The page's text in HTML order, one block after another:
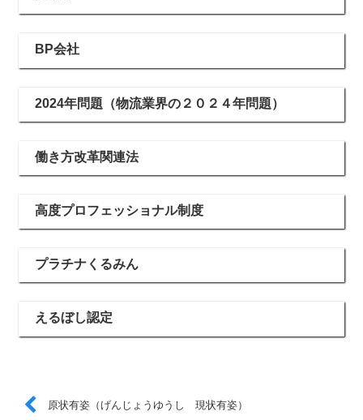
BP会社
2024年問題（物流業界の２０２４年問題）
働き方改革関連法
高度プロフェッショナル制度
プラチナくるみん
えるぼし認定
原状有姿（げんじょうゆうし 現状有姿）